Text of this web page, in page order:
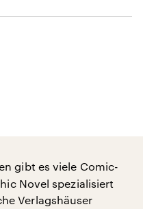
gibt es viele Comic-
Novel spezialisiert
Verlagshäuser